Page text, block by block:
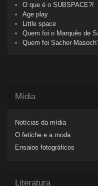
O que é o SUBSPACE?!
Age play
Little space
Quem foi o Marquês de
Quem foi Sacher-
Mídia
Notícias da mídia
O fetiche e a moda
Ensaios fotográficos
Literatura